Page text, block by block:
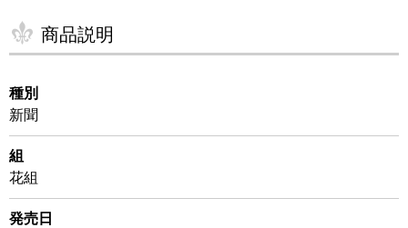
商品説明
種別
新聞
組
花組
発売日